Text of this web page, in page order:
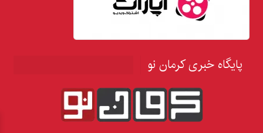
پایگاه خبری کرمان نو